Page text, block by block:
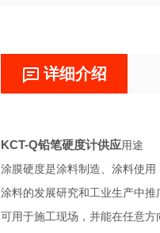
详细介绍
KCT-Q铅笔硬度计供应用途
涂膜硬度是涂料制造、涂料使
涂料的发展研究和工业生产中
可用于施工现场，并能在任意